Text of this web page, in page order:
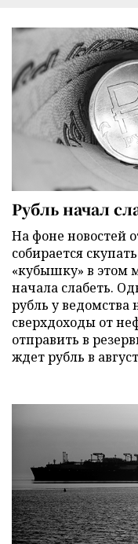
Рубль начал
На фоне новостей
собирается
«кубышку» в этом
начала слабеть.
рубль у ведомства
сверхдоходы от
отправить в
ждет рубль в